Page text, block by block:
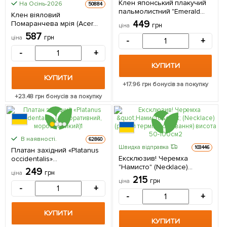
На Осінь-2026 50884
Клен віяловий
Помаранчева мрія (Acer
pal. `Orange Dream)
контейнер Р9 1 саджанець
упаковці
ціна 587 грн
- +
КУПИТИ
+23.48 грн бонусів за покупку
Клен японський плакучий
пальмолистний "Emerald
Lace" (Acer palmatum
Emerald Lace) 1 саджанець
ціна 449 грн
- +
КУПИТИ
+17.96грн бонусів за покупку
В наявності. 62860
Платан західний «Platanus
occidentalis»
(декоративний,
морозостійкий) 1
саджанець в упаковці
ціна 249 грн
- +
КУПИТИ
Швидка відправка 103446
Ексклюзив! Черемха
"Намисто" (Necklace)
(ранній термін дозрівання)
висота 50-100см 1
саджанець в упаковці
ціна 215 грн
- +
КУПИТИ